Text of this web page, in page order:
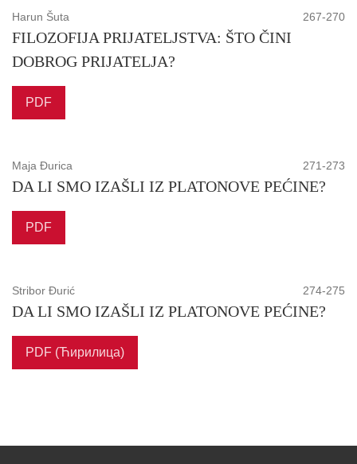
Harun Šuta 267-270
FILOZOFIJA PRIJATELJSTVA: ŠTO ČINI
DOBROG PRIJATELJA?
PDF
Maja Đurica 271-273
DA LI SMO IZAŠLI IZ PLATONOVE PEĆINE?
PDF
Stribor Đurić 274-275
DA LI SMO IZAŠLI IZ PLATONOVE PEĆINE?
PDF (Ћирилица)